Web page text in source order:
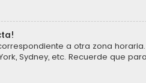
a otra zona
Sydney, etc. Recuerde que